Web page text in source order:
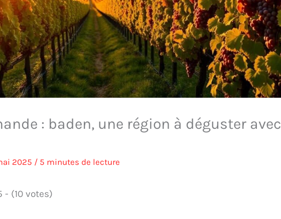
: baden, une région à déguster avec
2025 / 5 minutes de lecture
- (10 votes)